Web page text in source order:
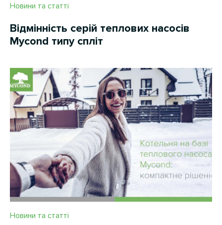
Новини та статті
Відмінність cерій теплових насосів
Mycond типу спліт
Новини та статті